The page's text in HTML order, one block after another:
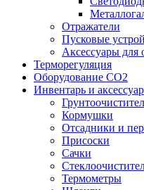
Отражатели
Пусковые
Аксессуары для
Терморегуляция
Оборудование CO2
Инвентарь и
Кормушки
Отсадники и
Присоски
Сачки
Термометры